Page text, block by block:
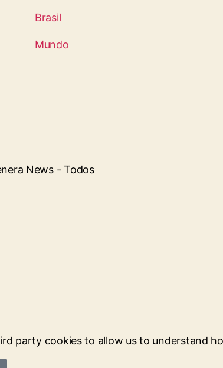
Brasil
Mundo
News - Todos
party cookies to allow us to understand